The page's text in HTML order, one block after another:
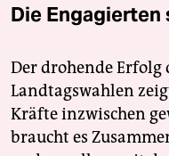
Die Engagierten
Der drohende Erfolg
Landtagswahlen
Kräfte inzwischen
braucht es